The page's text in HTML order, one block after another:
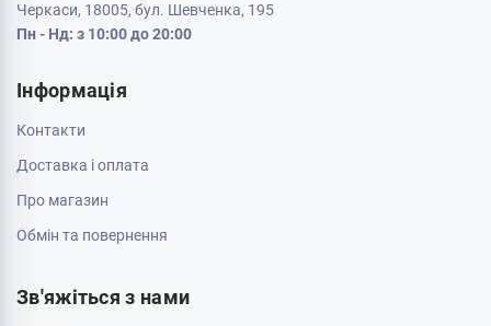
Черкаси, 18005, бул. Шевченка, 195
Пн - Нд: з 10:00 до 20:00
Інформація
Контакти
Доставка і оплата
Про магазин
Обмін та повернення
Зв'яжіться з нами